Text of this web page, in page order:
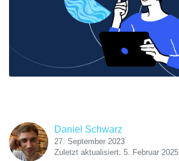
Daniel Schwarz
27. September 2023
Zuletzt aktualisiert: 5. Februar 2025